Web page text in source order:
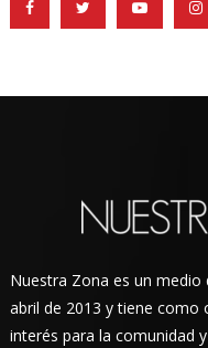
Nuestra Zona es un medio
abril de 2013 y tiene
interés para la comunidad